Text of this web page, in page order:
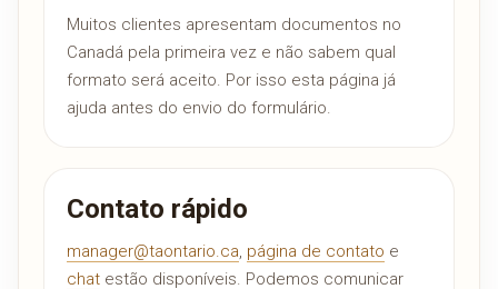
Muitos clientes apresentam documentos no
Canadá pela primeira vez e não sabem qual
formato será aceito. Por isso esta página já
ajuda antes do envio do formulário.
Contato rápido
manager@taontario.ca, página de contato e
chat estão disponíveis. Podemos comunicar